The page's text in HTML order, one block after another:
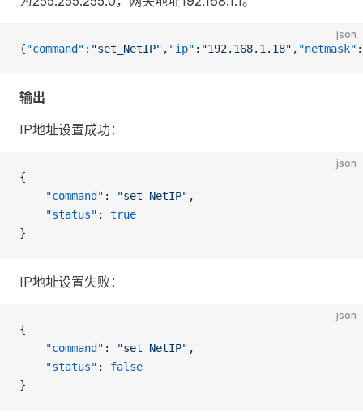
json
{"command" : "set_NetIP" , "ip" : "192.168.1.18" , "netmask" :
输出
IP地址设置成功：
json
{
    "command"
: "set_NetIP" ,
    "status"
: true
}
IP地址设置失败：
json
{
    "command"
: "set_NetIP" ,
    "status"
: false
}